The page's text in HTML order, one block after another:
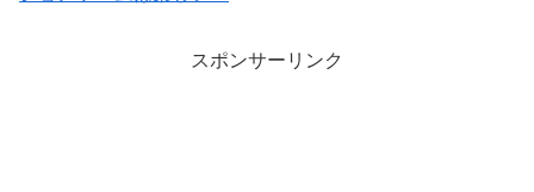
スポンサーリンク